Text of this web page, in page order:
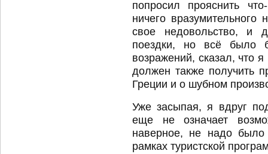
попросил прояснить
ничего
свое недовольство, и
поездки, но всё было
возражений, сказал, что я
должен также получить
Греции и о шубном
Уже засыпая, я вдруг
еще не означает
наверное, не надо было
рамках туристской